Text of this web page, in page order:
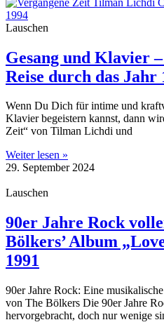
Lauschen
Gesang und Klavier
Reise durch das Jahr
Wenn Du Dich für intime und
Klavier begeistern kannst, dann
Zeit“ von Tilman Lichdi und
Weiter lesen »
29. September 2024
Lauschen
90er Jahre Rock
Bölkers’ Album
1991
90er Jahre Rock: Eine
von The Bölkers Die 90er Jahre
hervorgebracht, doch nur wenige